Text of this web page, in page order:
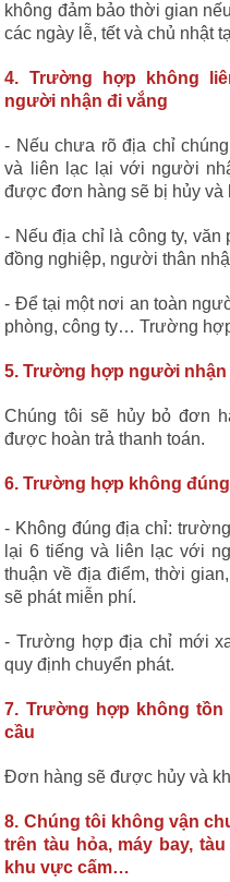
không đảm bảo thời gian
các ngày lễ, tết và chủ nhật
4. Trường hợp không
người nhận đi vắng
- Nếu chưa rõ địa chỉ
và liên lạc lại với người
được đơn hàng sẽ bị hủy và
- Nếu địa chỉ là công ty,
đồng nghiệp, người thân
- Để tại một nơi an toàn
phòng, công ty… Trường
5. Trường hợp người
Chúng tôi sẽ hủy bỏ đơn
được hoàn trả thanh toán.
6. Trường hợp không
- Không đúng địa chỉ:
lại 6 tiếng và liên lạc với
thuận về địa điểm, thời
sẽ phát miễn phí.
- Trường hợp địa chỉ mới
quy định chuyển phát.
7. Trường hợp không
cầu
Đơn hàng sẽ được hủy và
8. Chúng tôi không vận
trên tàu hỏa, máy bay,
khu vực cấm…